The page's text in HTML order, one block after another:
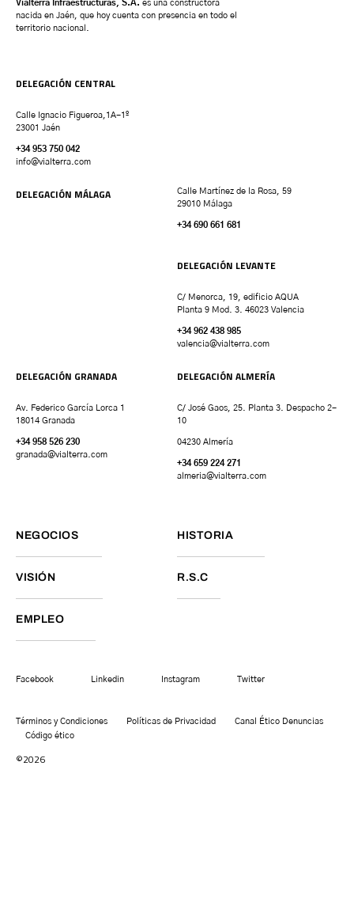
Vialterra Infraestructuras, S.A. es una constructora
nacida en Jaén, que hoy cuenta con presencia en todo el
territorio nacional.
DELEGACIÓN CENTRAL
Calle Ignacio Figueroa,1A-1º
23001 Jaén
+34 953 750 042
info@vialterra.com
DELEGACIÓN MÁLAGA
Calle Martínez de la Rosa, 59
29010 Málaga
+34 690 661 681
DELEGACIÓN LEVANTE
C/ Menorca, 19, edificio AQUA
Planta 9 Mod. 3. 46023 Valencia
+34 962 438 985
valencia@vialterra.com
DELEGACIÓN GRANADA
Av. Federico García Lorca 1
18014 Granada
+34 958 526 230
granada@vialterra.com
DELEGACIÓN ALMERÍA
C/ José Gaos, 25. Planta 3. Despacho 2-
10
04230 Almería
+34 659 224 271
almeria@vialterra.com
NEGOCIOS HISTORIA
VISIÓN R.S.C
EMPLEO
Facebook Linkedin Instagram Twitter
Términos y Condiciones Políticas de Privacidad
Canal Ético Denuncias
Código ético
©2026